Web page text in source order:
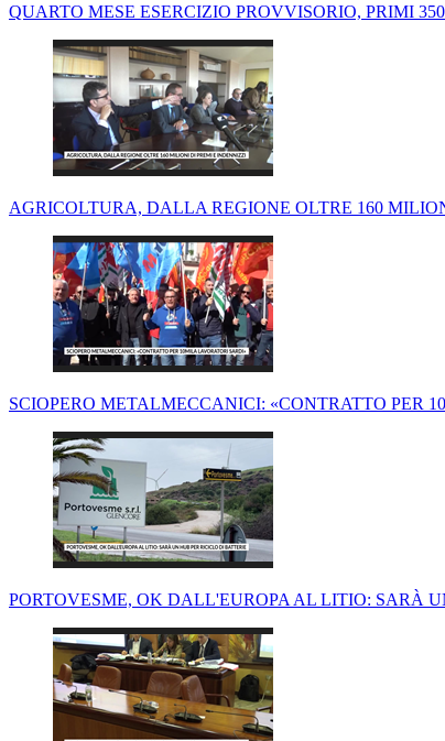
QUARTO MESE ESERCIZIO PROVVISORIO, PRIMI
AGRICOLTURA, DALLA REGIONE OLTRE 160
SCIOPERO METALMECCANICI: «CONTRATTO PER
PORTOVESME, OK DALL'EUROPA AL LITIO: SARÀ